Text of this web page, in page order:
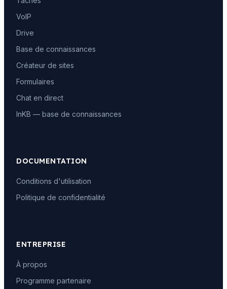
VoIP
Drive
Base de connaissances
Créateur de sites
Formulaires
Chat en direct
InKB — base de connaissances
DOCUMENTATION
Conditions d'utilisation
Politique de confidentialité
ENTREPRISE
À propos
Programme partenaire